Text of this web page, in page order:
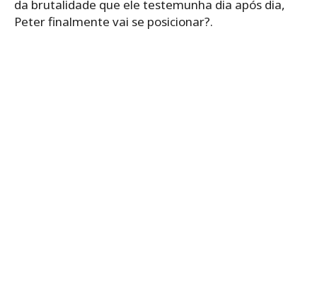
da brutalidade que ele testemunha dia após dia,
Peter finalmente vai se posicionar?.